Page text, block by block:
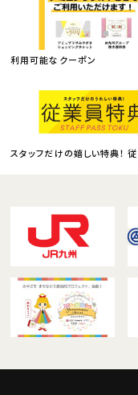
利用可能なクーポン
スタッフだけの嬉しい特典！